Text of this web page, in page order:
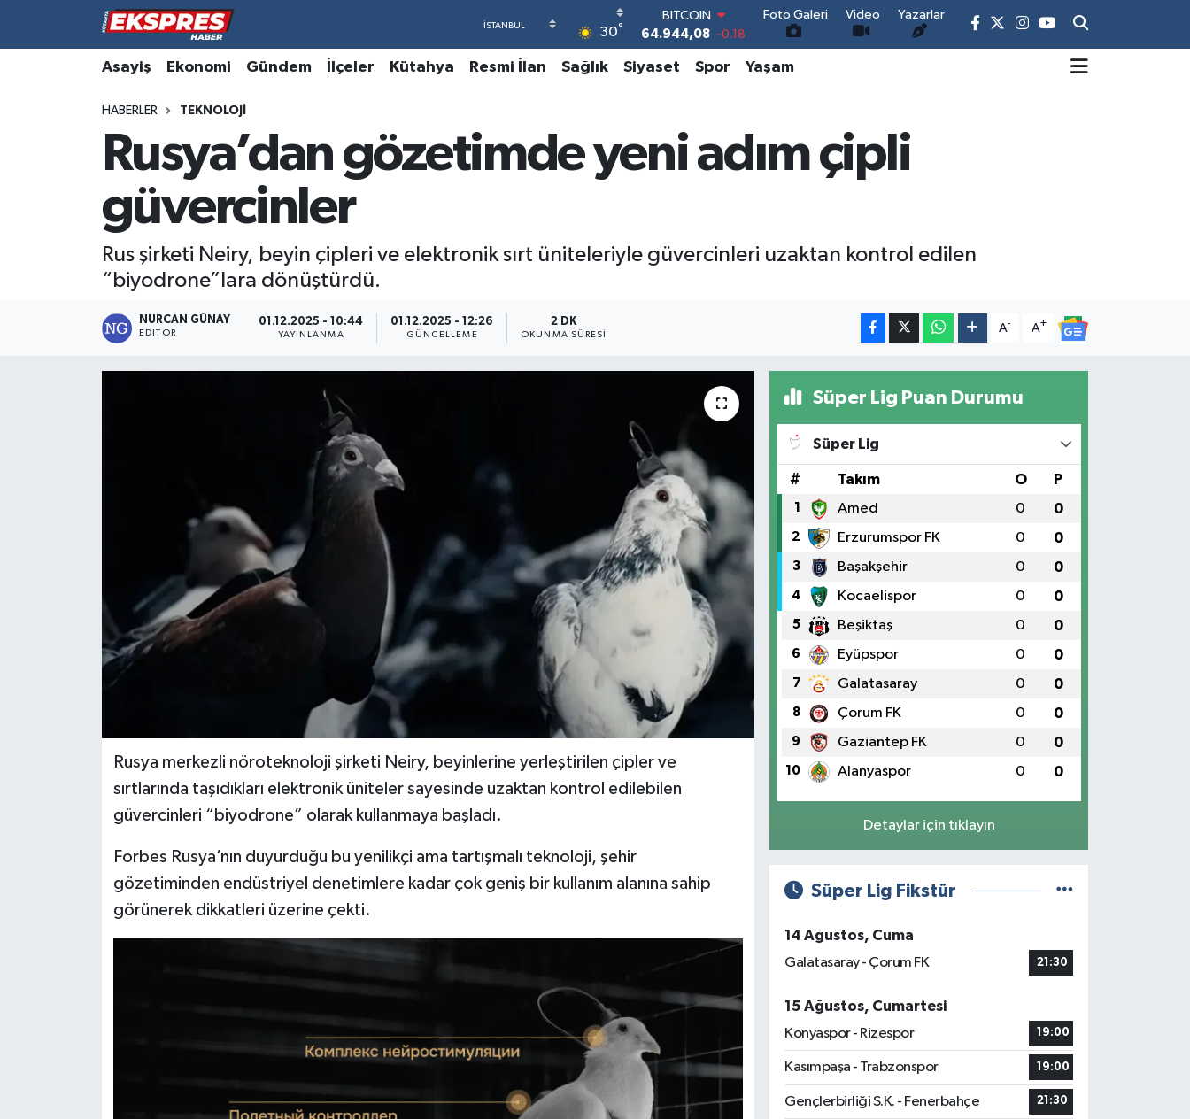
30°
DOLAR
47,7436
0.18
EURO
55,2510 0.32
6660.55 0.03
BİST100
Foto Galeri Video Yazarlar
Asayiş Ekonomi Gündem İlçeler Kütahya Resmi İlan Sağlık Siyaset Spor Yaşam
HABERLER TEKNOLOJI
Rusya’dan gözetimde yeni adım çipli
güvercinler
Rus şirketi Neiry, beyin çipleri ve elektronik sırt üniteleriyle güvercinleri uzaktan kontrol edilen
“biyodrone”lara dönüştürdü.
NURCAN GÜNAY
EDITÖR
01.12.2025 - 10:44
YAYINLANMA
01.12.2025 - 12:26
GÜNCELLEME
2 DK
OKUNMA SÜRESI
A- A+
Rusya merkezli nöroteknoloji şirketi Neiry, beyinlerine yerleştirilen çipler ve
sırtlarında taşıdıkları elektronik üniteler sayesinde uzaktan kontrol edilebilen
güvercinleri “biyodrone” olarak kullanmaya başladı.
Forbes Rusya’nın duyurduğu bu yenilikçi ama tartışmalı teknoloji, şehir
gözetiminden endüstriyel denetimlere kadar çok geniş bir kullanım alanına sahip
görünerek dikkatleri üzerine çekti.
Süper Lig Puan Durumu
Süper Lig
# Takım O P
1 Amed 0 0
2 Erzurumspor FK 0 0
3 Başakşehir 0 0
4 Kocaelispor 0 0
5 Beşiktaş 0 0
6 Eyüpspor 0 0
7 Galatasaray 0 0
8 Çorum FK 0 0
9 Gaziantep FK 0 0
10 Alanyaspor 0 0
Detaylar için tıklayın
Süper Lig Fikstür
14 Ağustos, Cuma
Galatasaray - Çorum FK
21:30
15 Ağustos, Cumartesi
Konyaspor - Rizespor
19:00
Kasımpaşa - Trabzonspor 19:00
Gençlerbirliği S.K. - Fenerbahçe 21:30
Altıntaş
Aslanapa
Biyografiler
Çavdarhisar
Domaniç
Köşe Yazıları
Hava Durumu
Trafik Durumu
Süper Lig Puan Durumu ve Fikstür
Tüm Manşetler
Son Dakika Haberleri
Haber Arşivi